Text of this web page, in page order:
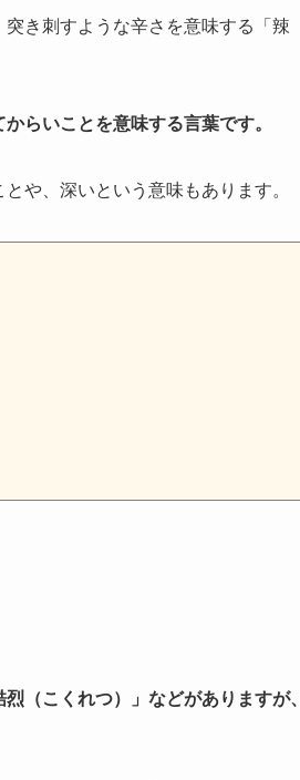
き刺すような辛さを意味する「辣
らいことを意味する言葉です。
や、深いという意味もあります。
（こくれつ）」などがありますが、